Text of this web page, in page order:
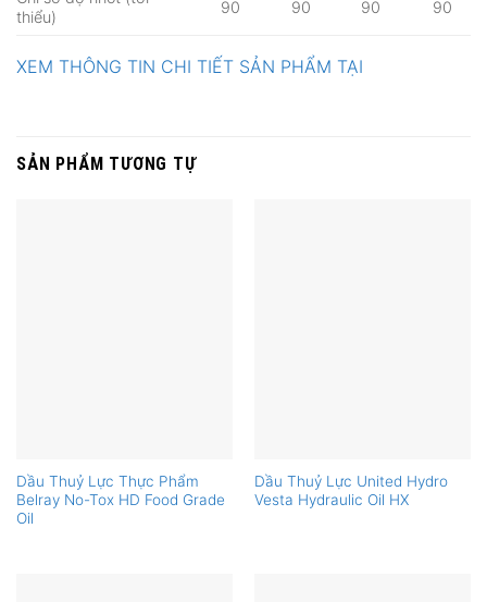
thiểu)
90 90 90 90
XEM THÔNG TIN CHI TIẾT SẢN PHẨM TẠI
SẢN PHẨM TƯƠNG TỰ
Dầu Thuỷ Lực Thực Phẩm
Belray No-Tox HD Food Grade
Oil
Dầu Thuỷ Lực United Hydro
Vesta Hydraulic Oil HX